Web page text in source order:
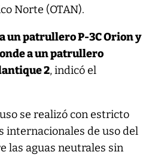
Norte (OTAN).
un patrullero P-3C Orion y
a un patrullero
2, indicó el
se realizó con estricto
internacionales de uso del
las aguas neutrales sin